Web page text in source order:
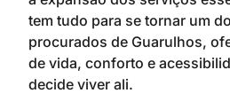
tem tudo para se tornar um
procurados de Guarulhos,
de vida, conforto e
decide viver ali.